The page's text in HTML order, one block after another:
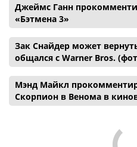
Джеймс Ганн
«Бэтмена 3»
Зак Снайдер может
общался с Warner Bros.
Мэнд Майкл
Скорпион в Венома в